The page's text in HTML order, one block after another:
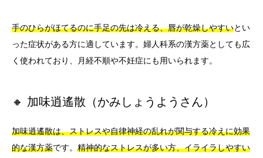
手のひらがほてるのに手足の先は冷える、唇が乾燥しやすいとい
った症状がある方に適しています。婦人科系の漢方薬としても広
く使われており、月経不順や不妊症にも用いられます。
🔸 加味逍遙散（かみしょうようさん）
加味逍遙散は、ストレスや自律神経の乱れが関与する冷えに効果
的な漢方薬です。 精神的なストレスが多い方、イライラしやすい